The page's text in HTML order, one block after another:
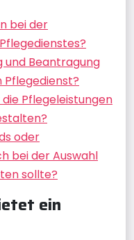
bei der
und Beantragung
Pflegedienst?
Pflegeleistungen
oder
bei der Auswahl
sollte?
ein